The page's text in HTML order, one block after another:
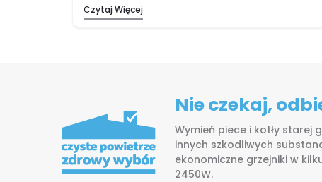
do niego rozważnie. Zależy Ci na niższych kosztach
Czytaj Więcej
Nie czekaj,
Wymień piece i kotły starej
innych szkodliwych
ekonomiczne grzejniki w
2450W.